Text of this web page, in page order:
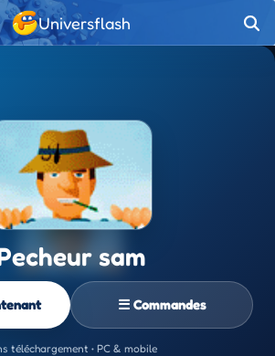
Universflash
sam
☰ Commandes
téléchargement • PC & mobile